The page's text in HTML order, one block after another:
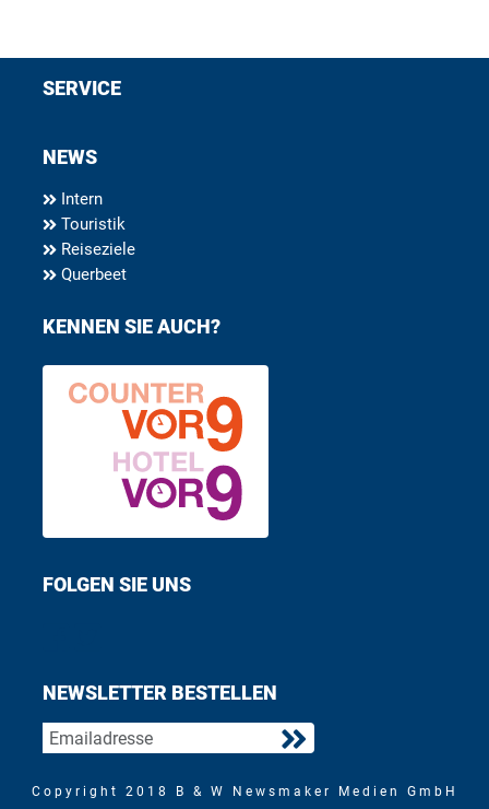
SERVICE
NEWS
Intern
Touristik
Reiseziele
Querbeet
KENNEN SIE AUCH?
FOLGEN SIE UNS
NEWSLETTER BESTELLEN
Copyright 2018 B & W Newsmaker Medien GmbH